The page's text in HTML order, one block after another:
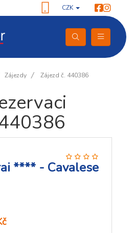
CZK
Zájezdy Zájezd č. 440386
**** - Cavalese